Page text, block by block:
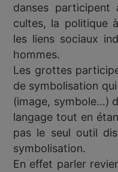
danses participent
cultes, la politique
les liens sociaux
hommes.
Les grottes
de symbolisation
(image, symbole…)
langage tout en
pas le seul outil
symbolisation.
En effet parler